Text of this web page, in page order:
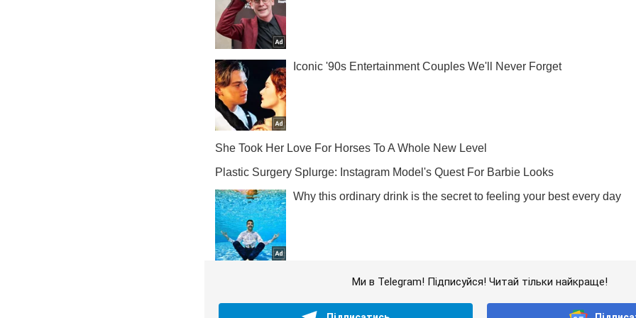
Ми в Telegram! Підписуйся! Читай тільки найкраще!